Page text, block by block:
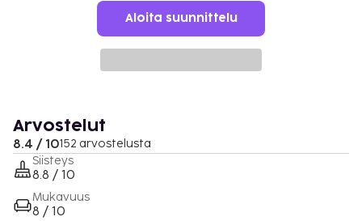
Aloita suunnittelu
Arvostelut
8.4 / 10152 arvostelusta
Siisteys
8.8 / 10
Mukavuus
8 / 10